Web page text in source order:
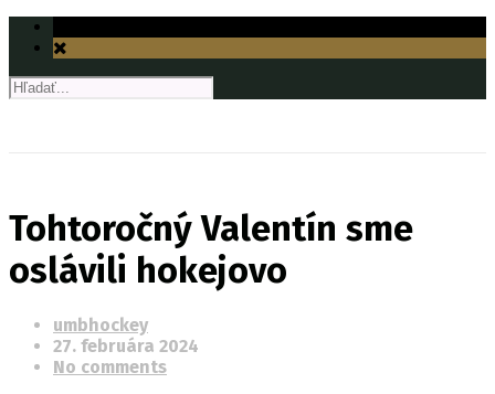
Tohtoročný Valentín sme
oslávili hokejovo
umbhockey
27. februára 2024
No comments